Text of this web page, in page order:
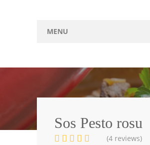
MENU
Articole
Forum
Contact
Sos Pesto rosu
(4 reviews)